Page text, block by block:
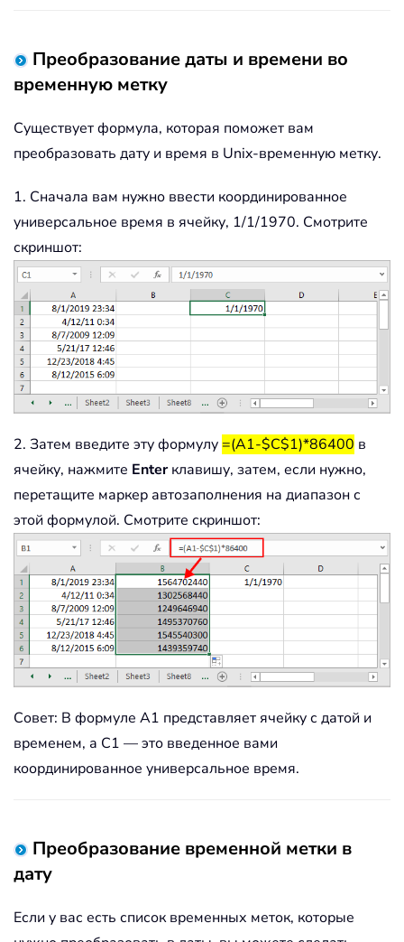
Преобразование даты и времени во
временную метку
Существует формула, которая поможет вам
преобразовать дату и время в Unix-временную метку.
1. Сначала вам нужно ввести координированное
универсальное время в ячейку, 1/1/1970. Смотрите
скриншот:
2. Затем введите эту формулу =(A1-$C$1)*86400 в
ячейку, нажмите Enterклавишу, затем, если нужно,
перетащите маркер автозаполнения на диапазон с
этой формулой. Смотрите скриншот:
Совет: В формуле A1 представляет ячейку с датой и
временем, а C1 — это введенное вами
координированное универсальное время.
Преобразование временной метки в
дату
Если у вас есть список временных меток, которые